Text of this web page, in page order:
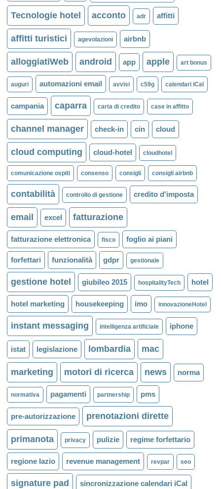
Tecnologie hotel acconto adr affitti
affitti turistici agevolazioni airbnb
alloggiatiWeb android app apple art bonus
auguri automazioni email avvisi c59g calendari iCal
campania caparra carta di credito case in affitto
channel manager check-in cin cloud
cloud computing cloud-hotel cloudhotel
comunicazione ospiti consenso consigli consigli airbnb
contabilità controllo di gestione credito d'imposta
email excel fatturazione
fatturazione elettronica fisco foglio ai piani
forfettari funzionalità gdpr gestionale
gestione hotel giubileo 2015 hospitalityTech hotel
hotel marketing housekeeping imo innovazioneHotel
instant messaging intelligenza artificiale iphone
istat legislazione lombardia mac
marketing motori di ricerca news norma
normativa pagamenti partnership pms
pre-autorizzazione prenotazioni dirette
primanota privacy pulizie regime forfettario
regione lazio revenue management revpar seo
signature pad sincronizzazione calendari iCal